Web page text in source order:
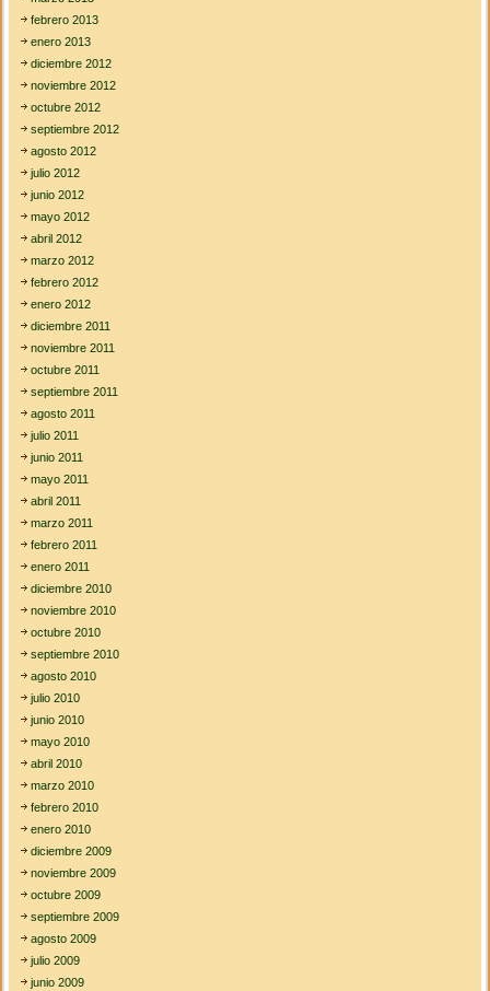
febrero 2013
enero 2013
diciembre 2012
noviembre 2012
octubre 2012
septiembre 2012
agosto 2012
julio 2012
junio 2012
mayo 2012
abril 2012
marzo 2012
febrero 2012
enero 2012
diciembre 2011
noviembre 2011
octubre 2011
septiembre 2011
agosto 2011
julio 2011
junio 2011
mayo 2011
abril 2011
marzo 2011
febrero 2011
enero 2011
diciembre 2010
noviembre 2010
octubre 2010
septiembre 2010
agosto 2010
julio 2010
junio 2010
mayo 2010
abril 2010
marzo 2010
febrero 2010
enero 2010
diciembre 2009
noviembre 2009
octubre 2009
septiembre 2009
agosto 2009
julio 2009
junio 2009